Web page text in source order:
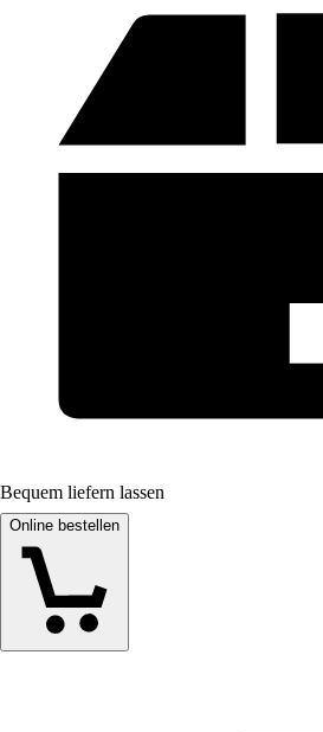
Bequem liefern lassen
Online bestellen